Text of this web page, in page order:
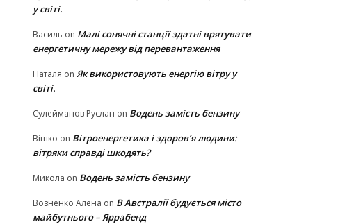
у світі.
Василь on Малі сонячні станції здатні врятувати
енергетичну мережу від перевантаження
Наталя on Як використовують енергію вітру у
світі.
Сулейманов Руслан on Водень замість бензину
Вішко on Вітроенергетика і здоров’я людини:
вітряки cправді шкодять?
Микола on Водень замість бензину
Возненко Алена on В Австралії будується місто
майбутнього – Яррабенд